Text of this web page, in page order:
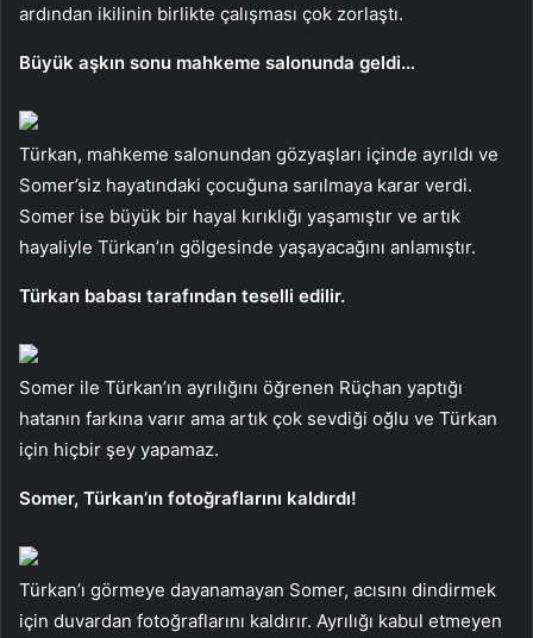
ardından ikilinin birlikte çalışması çok zorlaştı.
Büyük aşkın sonu mahkeme salonunda geldi…
Türkan, mahkeme salonundan gözyaşları içinde ayrıldı ve
Somer’siz hayatındaki çocuğuna sarılmaya karar verdi.
Somer ise büyük bir hayal kırıklığı yaşamıştır ve artık
hayaliyle Türkan’ın gölgesinde yaşayacağını anlamıştır.
Türkan babası tarafından teselli edilir.
Somer ile Türkan’ın ayrılığını öğrenen Rüçhan yaptığı
hatanın farkına varır ama artık çok sevdiği oğlu ve Türkan
için hiçbir şey yapamaz.
Somer, Türkan’ın fotoğraflarını kaldırdı!
Türkan’ı görmeye dayanamayan Somer, acısını dindirmek
için duvardan fotoğraflarını kaldırır. Ayrılığı kabul etmeyen